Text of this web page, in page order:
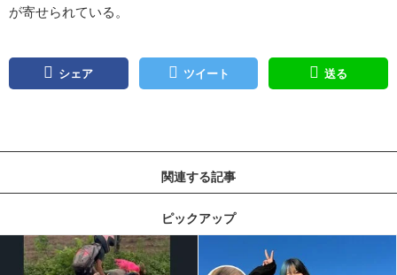
が寄せられている。
シェア ツイート 送る
関連する記事
ピックアップ
記事を読む